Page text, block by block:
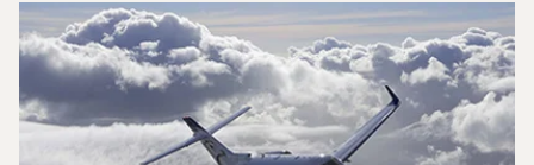
Zdjęcie samolotuModel samolotu
Miejsca
Prędkość (km/h)
Prędkość (węzły)Zasięg (km)
Zasięg (NM)